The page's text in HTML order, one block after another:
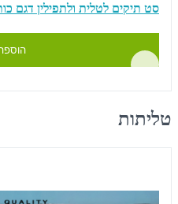
סט תיקים לטלית ולתפילין דגם
טליתות